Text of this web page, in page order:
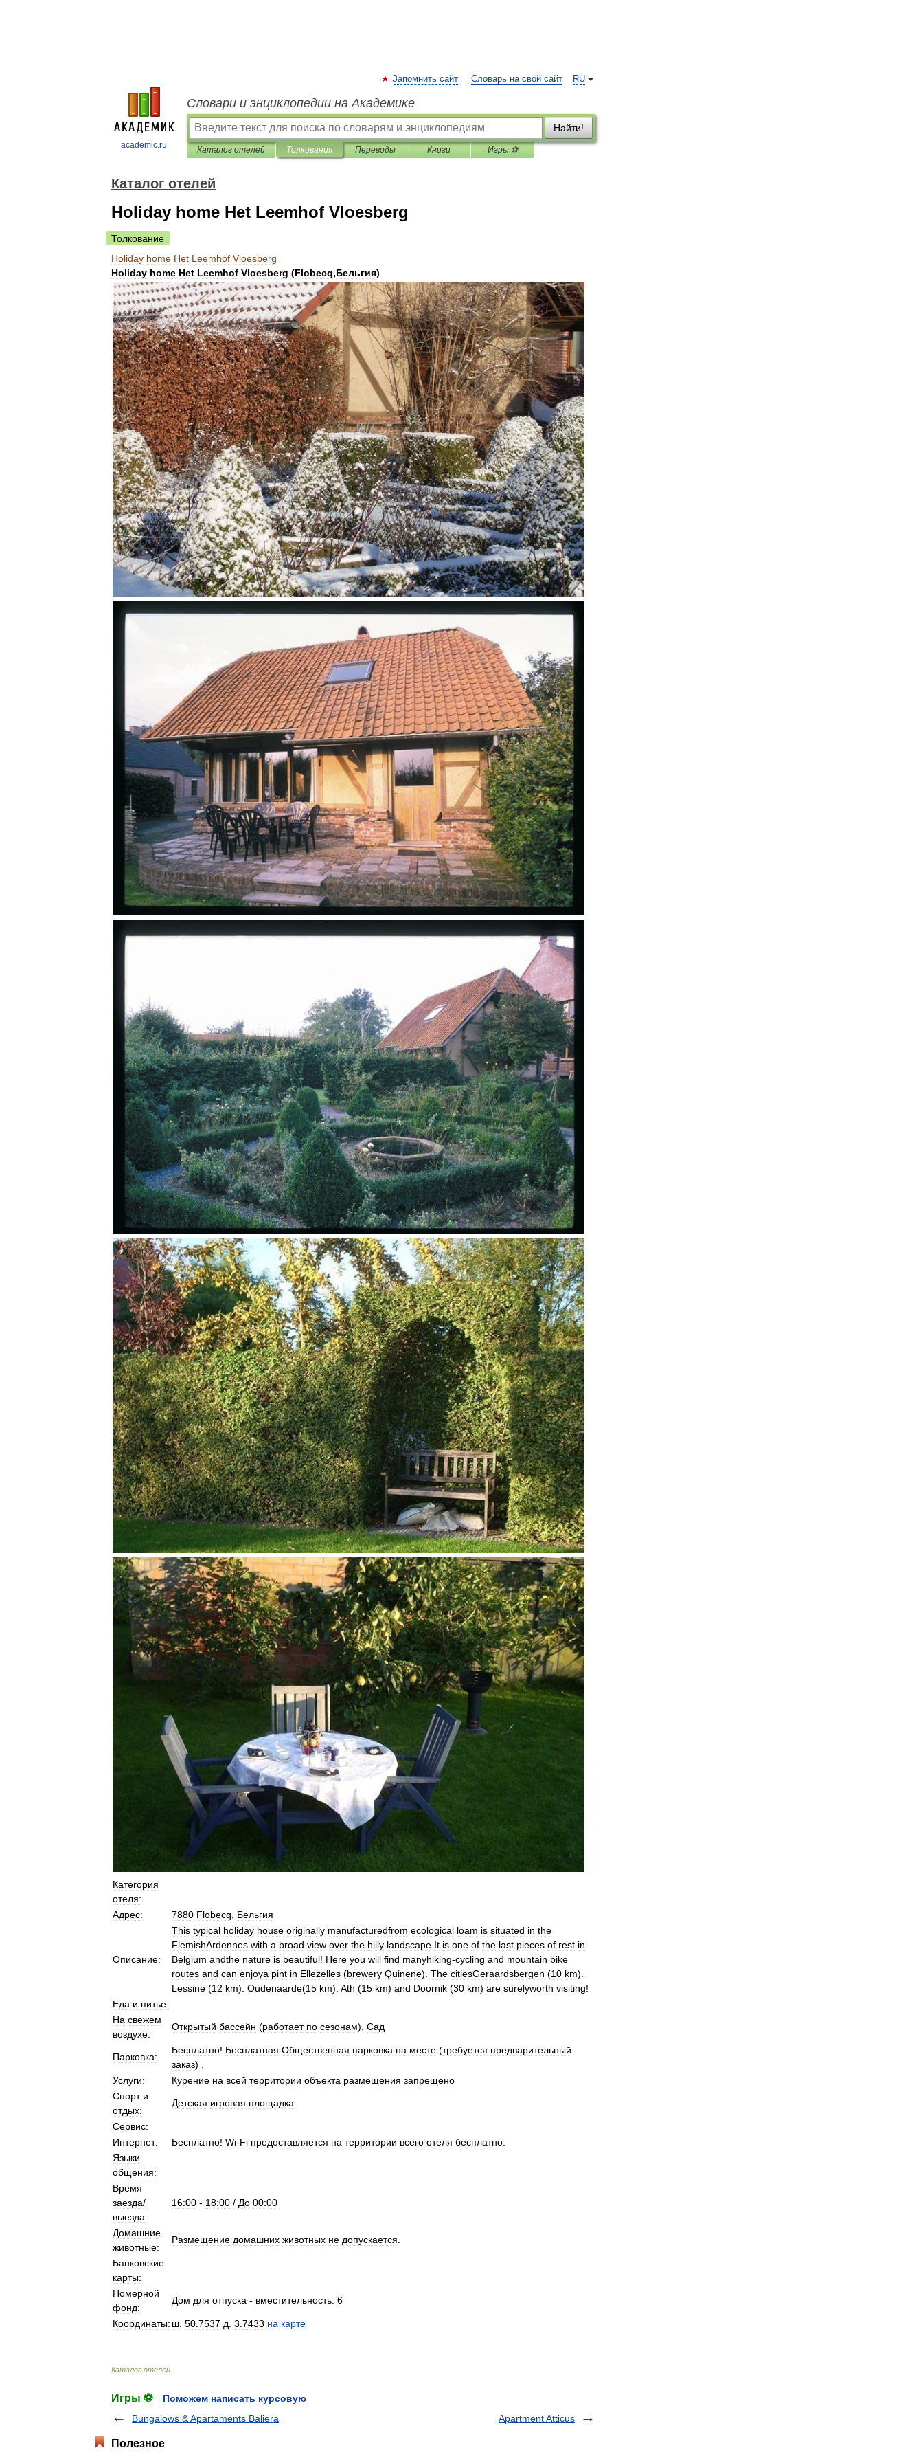
academic.ru
RU
Запомнить сайт Словарь на свой сайт
Словари и энциклопедии на Академике
Найти!
Каталог отелей Толкования Переводы Книги Игры ⚽
Каталог отелей
Holiday home Het Leemhof Vloesberg
Толкование
Holiday home Het Leemhof Vloesberg
Holiday home Het Leemhof Vloesberg (Flobecq,Бельгия)
Категория
отеля:
Адрес:
7880 Flobecq Бельгия
Описание:
This typical holiday house originally manufacturedfrom ecological loam is situated in the
FlemishArdennes with a broad view over the hilly landscape It is one of the last pieces of rest in
Belgium andthe nature is beautiful! Here you will find manyhiking-cycling and mountain bike
routes and can enjoya pint in Ellezelles (brewery Quinene). The citiesGeraardsbergen (10 km).
Lessine (12 km). Oudenaarde(15 km). Ath (15 km) and Doornik (30 km) are surelyworth visiting!
Еда и питье:
На свежем
воздухе:
Открытый бассейн (работает по сезонам), Сад
Парковка:
Бесплатно! Бесплатная Общественная парковка на месте (требуется предварительный
заказ) .
Услуги:
Курение на всей территории объекта размещения запрещено
Спорт и
отдых:
Детская игровая площадка
Сервис:
Интернет:
Бесплатно! Wi-Fi предоставляется на территории всего отеля бесплатно
Языки
общения:
Время
заезда/
выезда:
16:00 - 18:00 / До 00:00
Домашние
животные:
Размещение домашних животных не допускается
Банковские
карты:
Номерной
фонд:
Дом для отпуска - вместительность: 6
Координаты: ш 50 7537 д 3 7433 на карте
Каталог отелей
Игры ⚽
Поможем написать курсовую
Bungalows & Apartaments Baliera
Apartment Atticus
Полезное